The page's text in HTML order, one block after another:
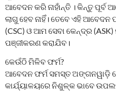
ଆବେଦନ କରି ନାହାଁନ୍ତି । କିନ୍ତୁ ପୂର୍ବ
ଲାଗୁ ହେବ ନାହିଁ। ତେବେ ଏହି ଆବେଦନ
(CSC) ଓ ଆମ ସେବା କେନ୍ଦ୍ର
ପଞ୍ଜୀକରଣ କରାଯିବ।
କେଉଁଠି ମିଳିବ ଫର୍ମ?
ଆବେଦନ ଫର୍ମ ସମସ୍ତ ଅଙ୍ଗନୱାଡ଼ି
କାର୍ଯ୍ୟାଳୟରେ ନିଶୁଳ୍କ ଭାବେ